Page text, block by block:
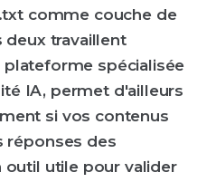
comme couche de
deux travaillent
plateforme spécialisée
IA, permet d'ailleurs
si vos contenus
réponses des
utile pour valider